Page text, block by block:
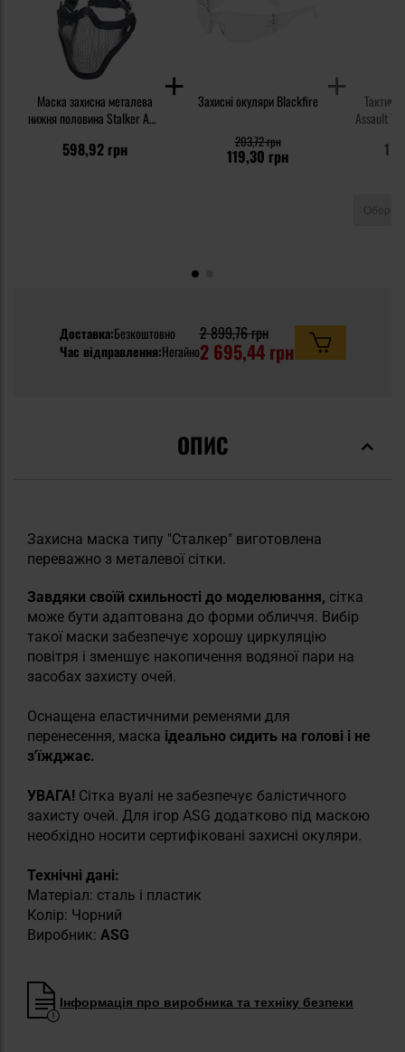
Маска захисна металева
нижня половина Stalker ASG
598,92 грн
Захисні окуляри Blackfire
119,30 грн
203,72 грн
Assault
1
Доставка:Безкоштовно
Час відправлення:Негайно
2 899,76 грн
2 695,44 грн
ОПИС
Захисна маска типу "Сталкер" виготовлена
переважно з металевої сітки.
Завдяки своїй схильності до моделювання, сітка
може бути адаптована до форми обличчя. Вибір
такої маски забезпечує хорошу циркуляцію
повітря і зменшує накопичення водяної пари на
засобах захисту очей.
Оснащена еластичними ременями для
перенесення, маска ідеально сидить на голові і не
з'їжджає.
УВАГА! Сітка вуалі не забезпечує балістичного
захисту очей. Для ігор ASG додатково під маскою
необхідно носити сертифіковані захисні окуляри.
Технічні дані:
Матеріал: сталь і пластик
Колір: Чорний
Виробник: ASG
Інформація про виробника та техніку безпеки